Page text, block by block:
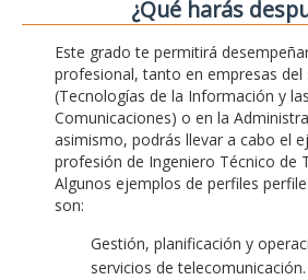
¿Qué harás
Este grado te permitirá
profesional, tanto en empresas del
(Tecnologías de la Información y las
Comunicaciones) o en la
asimismo, podrás llevar a cabo el
profesión de Ingeniero Técnico de
Algunos ejemplos de perfiles
son:
Gestión, planificación y
servicios de telecomunicación.